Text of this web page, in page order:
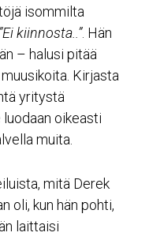
isommilta
”Ei kiinnosta..”. Hän
– halusi pitää
Kirjasta
yritystä
oikeasti
muita.
mitä Derek
oli, kun hän pohti,
laittaisi